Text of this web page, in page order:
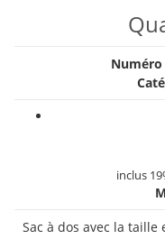
inclus
Sac à dos avec la